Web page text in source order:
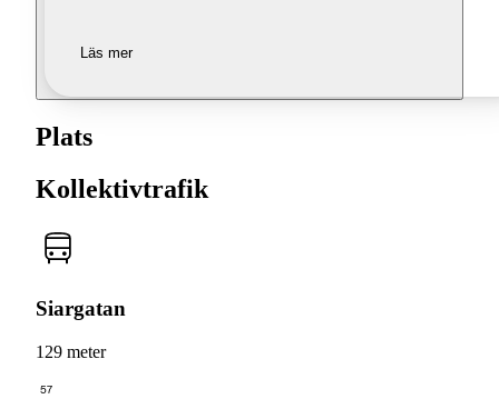
Läs mer
Plats
Kollektivtrafik
Siargatan
129 meter
57